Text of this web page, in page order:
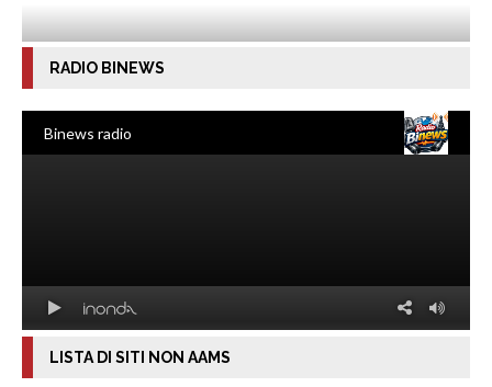
RADIO BINEWS
LISTA DI SITI NON AAMS